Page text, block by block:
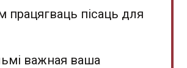
працягваць пісаць для
важная ваша